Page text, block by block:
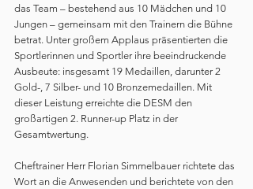
das Team – bestehend aus 10 Mädchen und 10
Jungen – gemeinsam mit den Trainern die Bühne
betrat. Unter großem Applaus präsentierten die
Sportlerinnen und Sportler ihre beeindruckende
Ausbeute: insgesamt 19 Medaillen, darunter 2
Gold-, 7 Silber- und 10 Bronzemedaillen. Mit
dieser Leistung erreichte die DESM den
großartigen 2. Runner-up Platz in der
Gesamtwertung.
Cheftrainer Herr Florian Simmelbauer richtete das
Wort an die Anwesenden und berichtete von den